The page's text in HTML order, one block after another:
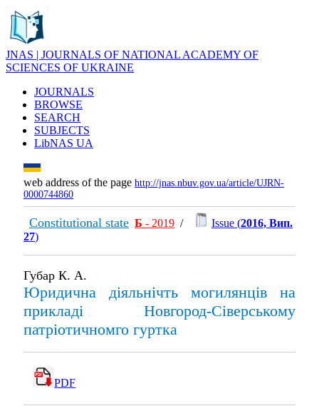
JNAS | JOURNALS OF NATIONAL ACADEMY OF
SCIENCES OF UKRAINE
JOURNALS
BROWSE
SEARCH
SUBJECTS
LibNAS UA
web address of the page http://jnas.nbuv.gov.ua/article/UJRN-
0000744860
Constitutional state Б - 2019 / Issue (2016, Вип.
27)
Губар К. А.
Юридична діяльнічть могилянців на
прикладі Новгород-Сіверському
патріотичномго гуртка
PDF